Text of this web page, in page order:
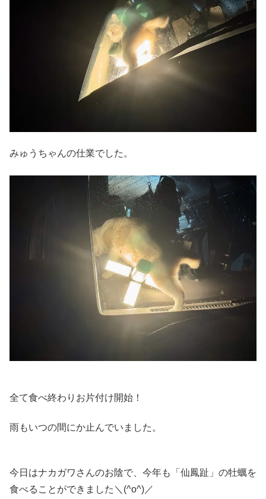
みゅうちゃんの仕業でした。
全て食べ終わりお片付け開始！
雨もいつの間にか止んでいました。
今日はナカガワさんのお陰で、今年も「仙鳳趾」の牡蠣を
食べることができました＼(^o^)／